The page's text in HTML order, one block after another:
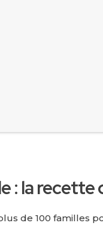
: la
de 100 familles